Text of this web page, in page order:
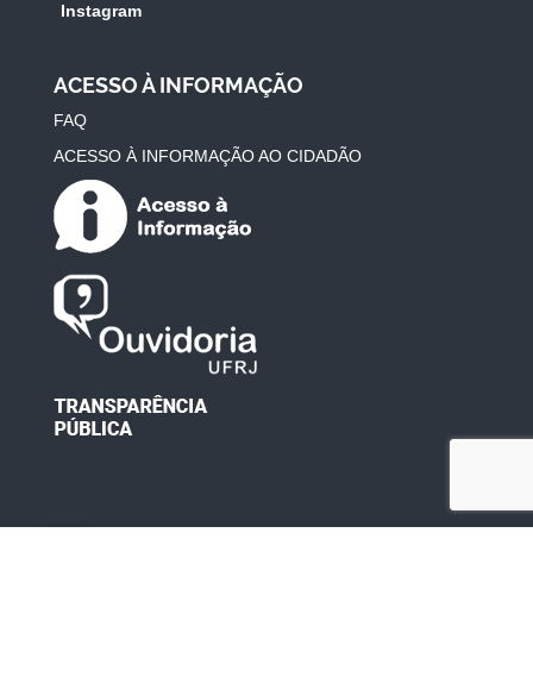
Instagram
ACESSO À INFORMAÇÃO
FAQ
ACESSO À INFORMAÇÃO AO CIDADÃO